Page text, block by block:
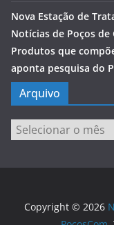
Nova Estação de
Notícias de Poços
Produtos que
aponta pesquisa do
Arquivo
Arquivo
Copyright © 2026